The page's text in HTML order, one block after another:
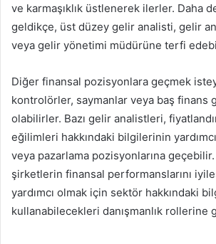
ve karmaşıklık üstlenerek ilerler. Daha
geldikçe, üst düzey gelir analisti, gelir
veya gelir yönetimi müdürüne terfi
Diğer finansal pozisyonlara geçmek
kontrolörler, saymanlar veya baş finans
olabilirler. Bazı gelir analistleri,
eğilimleri hakkındaki bilgilerinin
veya pazarlama pozisyonlarına
şirketlerin finansal performanslarını
yardımcı olmak için sektör hakkındaki
kullanabilecekleri danışmanlık rollerine